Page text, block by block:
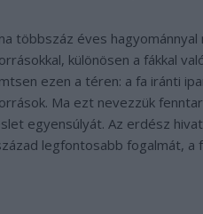
többszáz éves
különösen a fákkal
ezen a téren: a fa iránti
Ma ezt nevezzük
egyensúlyát. Az erdész
legfontosabb fogalmát, a